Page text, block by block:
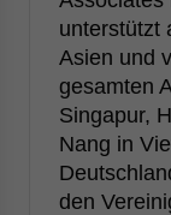
unterstützt
Asien und
gesamten
Singapur,
Nang in
den